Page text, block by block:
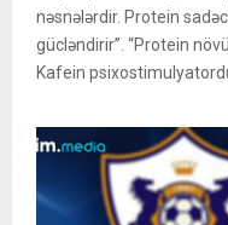
nəsnələrdir. Protein
gücləndirir”. “Protein
Kafein